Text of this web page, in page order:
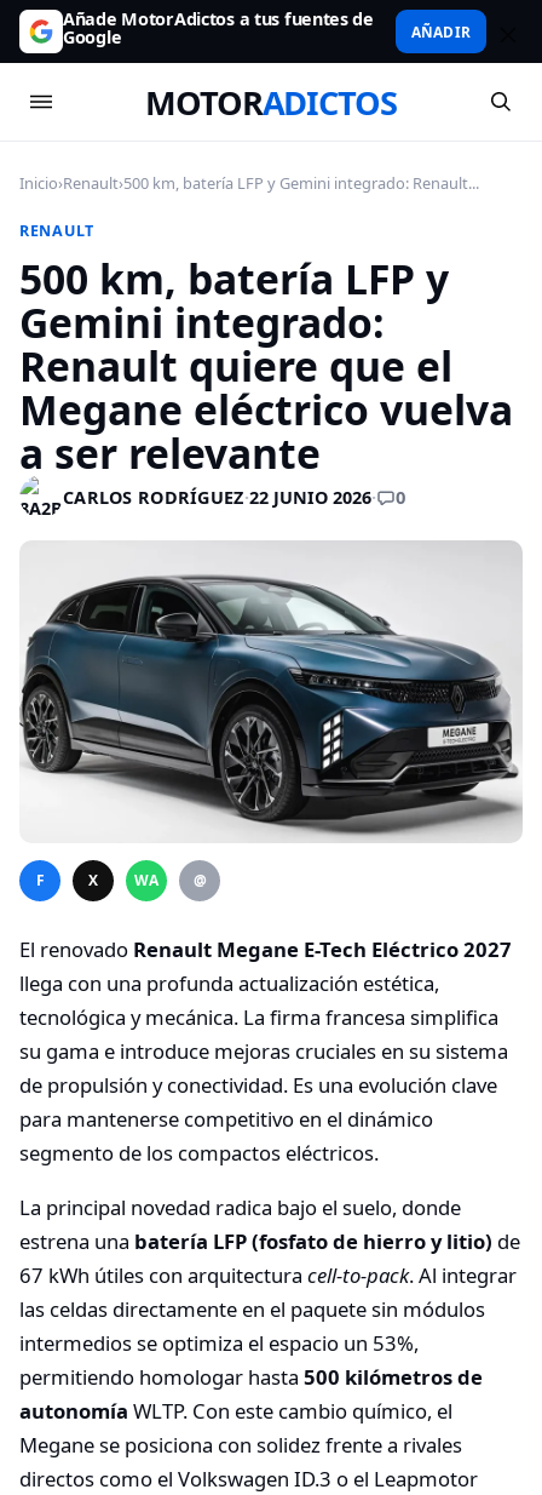
Añade MotorAdictos a tus fuentes de
Google AÑADIR
MOTORADICTOS
Inicio›Renault›500 km, batería LFP y Gemini integrado: Renault...
RENAULT
500 km, batería LFP y
Gemini integrado:
Renault quiere que el
Megane eléctrico vuelva
a ser relevante
CARLOS RODRÍGUEZ·22 JUNIO 2026· 0
F X WA @
El renovado Renault Megane E-Tech Eléctrico 2027
llega con una profunda actualización estética,
tecnológica y mecánica. La firma francesa simplifica
su gama e introduce mejoras cruciales en su sistema
de propulsión y conectividad. Es una evolución clave
para mantenerse competitivo en el dinámico
segmento de los compactos eléctricos.
La principal novedad radica bajo el suelo, donde
estrena una batería LFP (fosfato de hierro y litio) de
67 kWh útiles con arquitectura cell-to-pack. Al integrar
las celdas directamente en el paquete sin módulos
intermedios se optimiza el espacio un 53%,
permitiendo homologar hasta 500 kilómetros de
autonomía WLTP. Con este cambio químico, el
Megane se posiciona con solidez frente a rivales
directos como el Volkswagen ID.3 o el Leapmotor